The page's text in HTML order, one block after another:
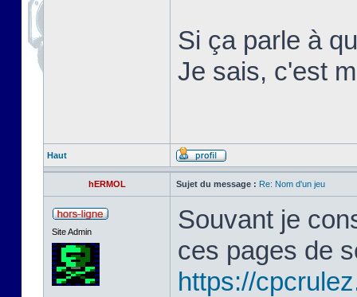
Si ça parle à
Je sais, c'est
Haut
hERMOL Sujet du message : Re: Nom d'un jeu
Site Admin
Souvant je
ces pages de
https://